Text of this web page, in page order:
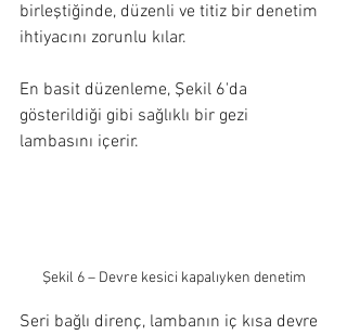
birleştiğinde, düzenli ve titiz bir denetim
ihtiyacını zorunlu kılar.
En basit düzenleme, Şekil 6'da
gösterildiği gibi sağlıklı bir gezi
lambasını içerir.
Şekil 6 – Devre kesici kapalıyken denetim
Seri bağlı direnç, lambanın iç kısa devre